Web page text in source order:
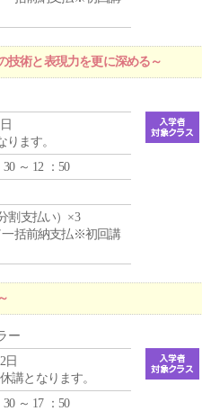
術と表現力を更に深める～
ます。
30 ～ 12 ：50
割支払い）×3
一括前納支払※初回講
ー
日
講となります。
30 ～ 17 ：50